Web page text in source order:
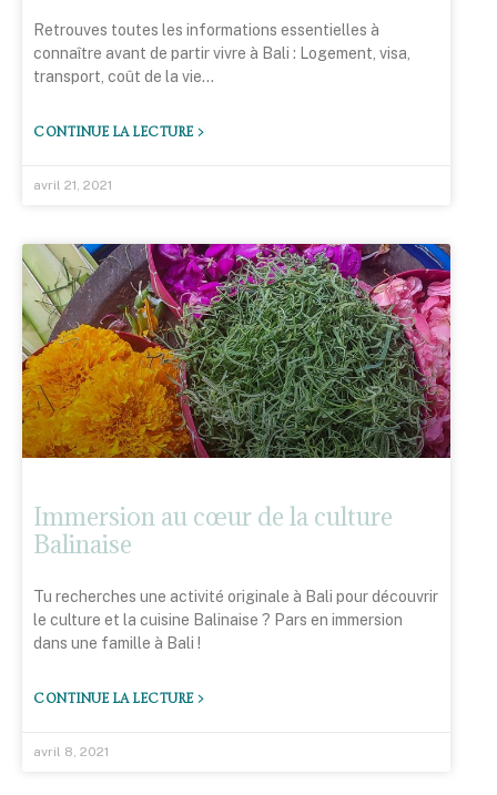
Retrouves toutes les informations essentielles à
connaître avant de partir vivre à Bali : Logement, visa,
transport, coût de la vie…
CONTINUE LA LECTURE >
avril 21, 2021
Immersion au cœur de la culture
Balinaise
Tu recherches une activité originale à Bali pour découvrir
le culture et la cuisine Balinaise ? Pars en immersion
dans une famille à Bali !
CONTINUE LA LECTURE >
avril 8, 2021